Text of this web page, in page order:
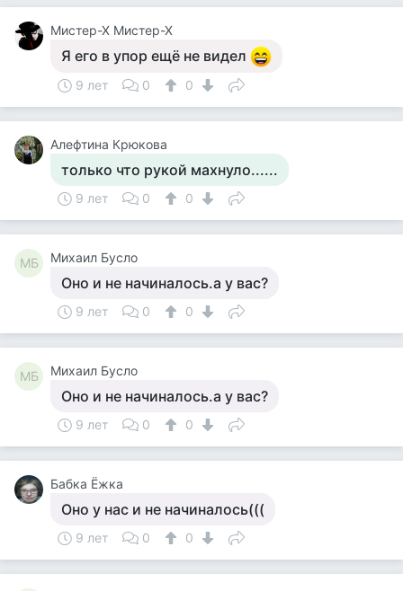
Мистер-Х Мистер-Х
Я его в упор ещё не видел
9 лет 0 0
Алефтина Крюкова
только что рукой махнуло......
9 лет 0 0
МБ Михаил Бусло
Оно и не начиналось.а у вас?
9 лет 0 0
МБ Михаил Бусло
Оно и не начиналось.а у вас?
9 лет 0 0
Бабка Ёжка
Оно у нас и не начиналось(((
9 лет 0 0